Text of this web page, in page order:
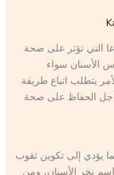
التي تؤثر على صحة
الأسنان سواء
يتطلب اتباع طريقة
الحفاظ على صحة
يؤدي إلى تكوين ثقوب
نخر الأسنان، ومن